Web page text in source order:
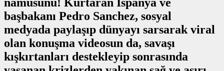
başbakanı Pedro Sanchez, sosyal
medyada paylaşıp dünyayı sarsarak viral
olan konuşma videosun da, savaşı
kışkırtanları destekleyip sonrasında